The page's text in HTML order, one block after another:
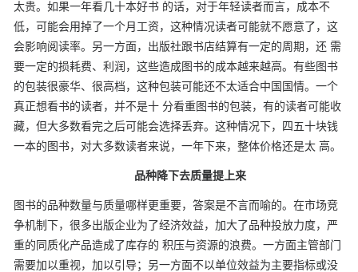
太贵。如果一年看几十本好书 的话，对于年轻读者而言，成本不
低，可能会用掉了一个月工资，这种情况读者可能就不愿意了，这
会影响阅读率。另一方面，出版社跟书店结算有一定的周期，还 需
要一定的损耗费、利润，这些造成图书的成本越来越高。有些图书
的包装很豪华、很高档，这种包装可能还不太适合中国国情。一个
真正想看书的读者，并不是十 分看重图书的包装，有的读者可能收
藏，但大多数看完之后可能会选择丢弃。这种情况下，四五十块钱
一本的图书，对大多数读者来说，一年下来，整体价格还是太 高。
品种降下去质量提上来
图书的品种数量与质量哪样更重要，答案是不言而喻的。在市场竞
争机制下，很多出版企业为了经济效益，加大了品种投放力度，严
重的同质化产品造成了库存的 积压与资源的浪费。一方面主管部门
需要加以重视，加以引导；另一方面不以单位效益为主要指标或没